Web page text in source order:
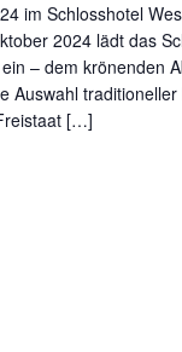
im Schlosshotel
2024 lädt das
– dem krönenden
Auswahl
[…]